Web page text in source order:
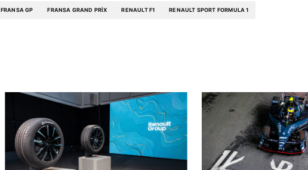
FRANSA GP FRANSA GRAND PRIX RENAULT F1 RENAULT SPORT FORMULA 1